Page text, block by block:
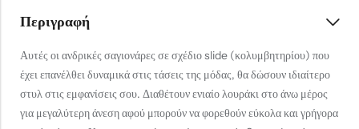
Περιγραφή
Αυτές οι ανδρικές σαγιονάρες σε σχέδιο slide (κολυμβητηρίου) που
έχει επανέλθει δυναμικά στις τάσεις της μόδας, θα δώσουν ιδιαίτερο
στυλ στις εμφανίσεις σου. Διαθέτουν ενιαίο λουράκι στο άνω μέρος
για μεγαλύτερη άνεση αφού μπορούν να φορεθούν εύκολα και γρήγορα